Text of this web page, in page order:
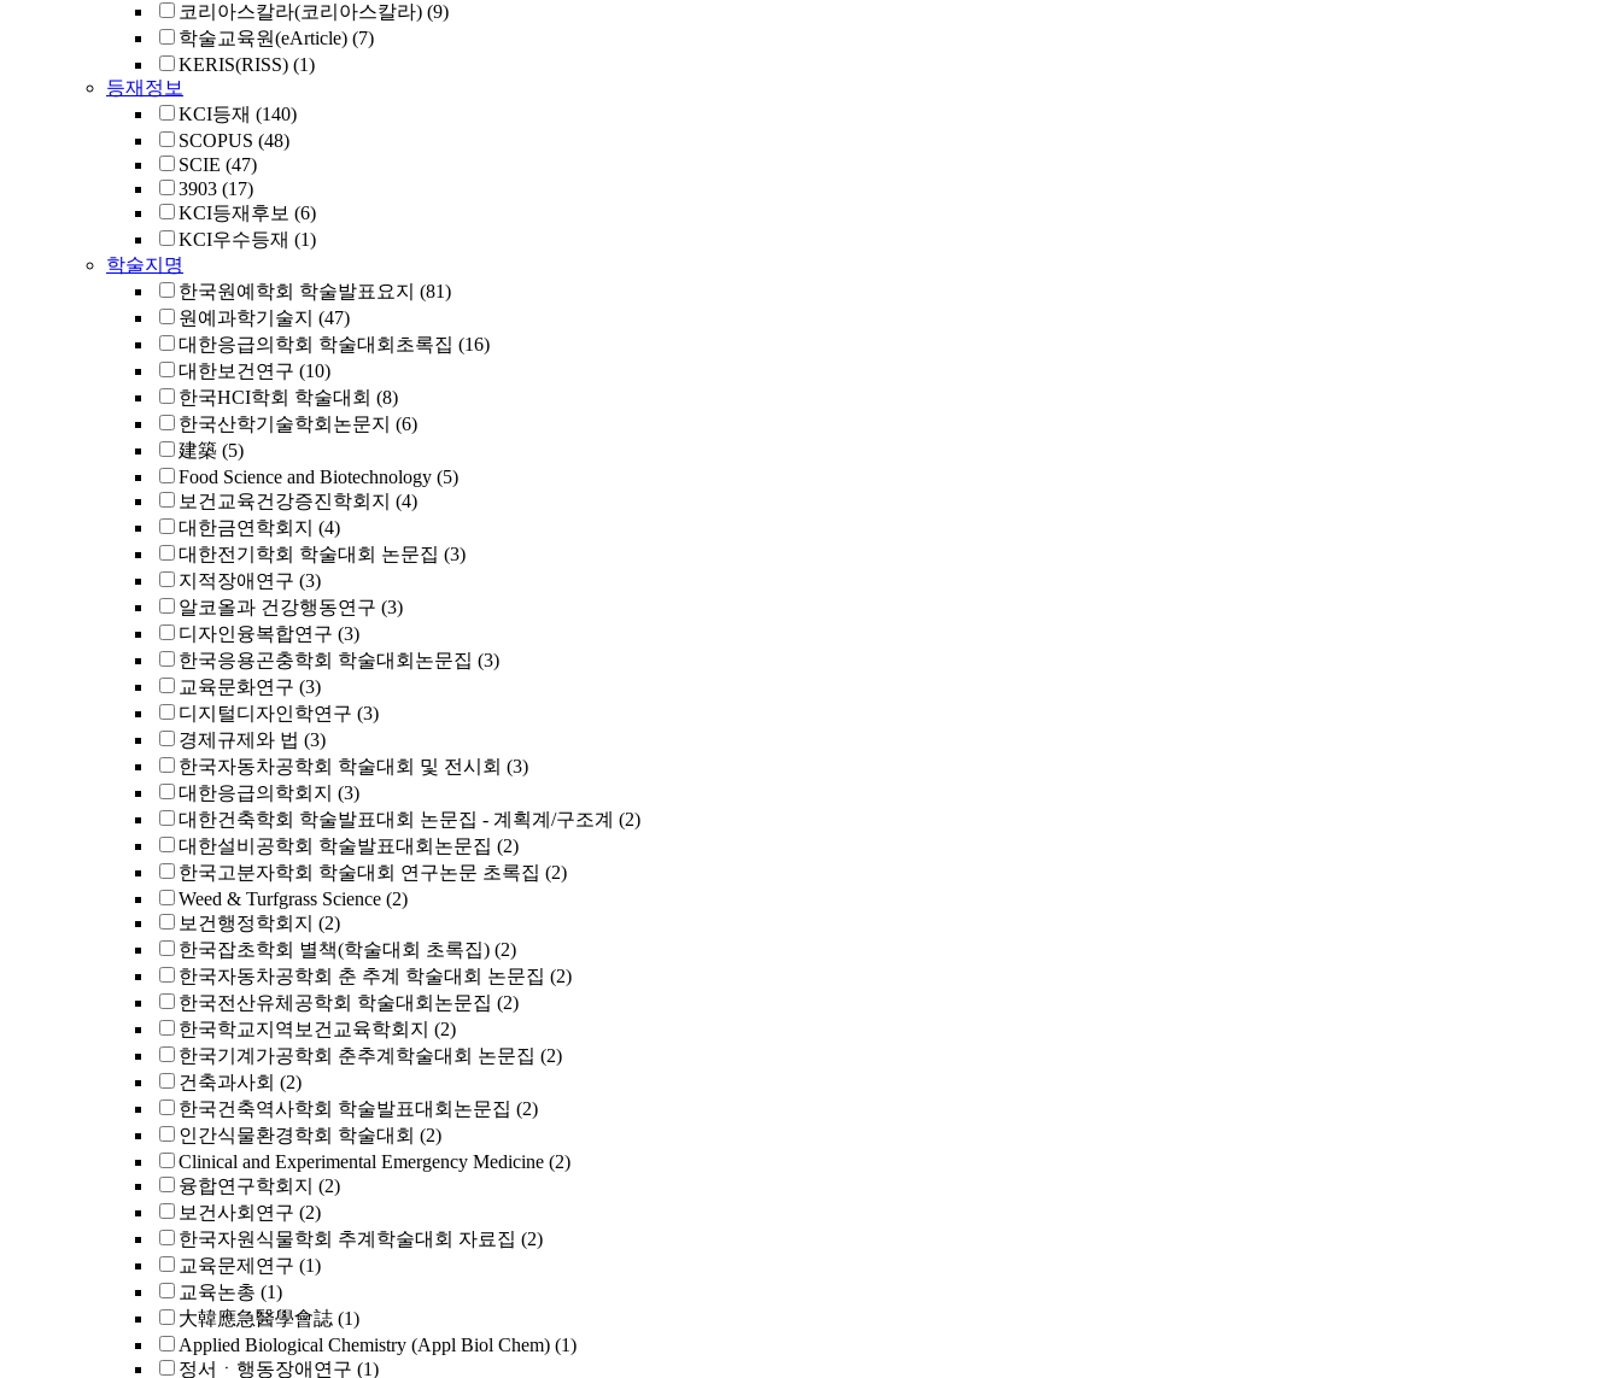
코리아스칼라(코리아스칼라) (9)
학술교육원(eArticle) (7)
KERIS(RISS) (1)
등재정보
KCI등재 (140)
SCOPUS (48)
SCIE (47)
3903 (17)
KCI등재후보 (6)
KCI우수등재 (1)
학술지명
한국원예학회 학술발표요지 (81)
원예과학기술지 (47)
대한응급의학회 학술대회초록집 (16)
대한보건연구 (10)
한국HCI학회 학술대회 (8)
한국산학기술학회논문지 (6)
建築 (5)
Food Science and Biotechnology (5)
보건교육건강증진학회지 (4)
대한금연학회지 (4)
대한전기학회 학술대회 논문집 (3)
지적장애연구 (3)
알코올과 건강행동연구 (3)
디자인융복합연구 (3)
한국응용곤충학회 학술대회논문집 (3)
교육문화연구 (3)
디지털디자인학연구 (3)
경제규제와 법 (3)
한국자동차공학회 학술대회 및 전시회 (3)
대한응급의학회지 (3)
대한건축학회 학술발표대회 논문집 - 계획계/구조계 (2)
대한설비공학회 학술발표대회논문집 (2)
한국고분자학회 학술대회 연구논문 초록집 (2)
Weed & Turfgrass Science (2)
보건행정학회지 (2)
한국잡초학회 별책(학술대회 초록집) (2)
한국자동차공학회 춘 추계 학술대회 논문집 (2)
한국전산유체공학회 학술대회논문집 (2)
한국학교지역보건교육학회지 (2)
한국기계가공학회 춘추계학술대회 논문집 (2)
건축과사회 (2)
한국건축역사학회 학술발표대회논문집 (2)
인간식물환경학회 학술대회 (2)
Clinical and Experimental Emergency Medicine (2)
융합연구학회지 (2)
보건사회연구 (2)
한국자원식물학회 추계학술대회 자료집 (2)
교육문제연구 (1)
교육논총 (1)
大韓應急醫學會誌 (1)
Applied Biological Chemistry (Appl Biol Chem) (1)
정서ㆍ행동장애연구 (1)